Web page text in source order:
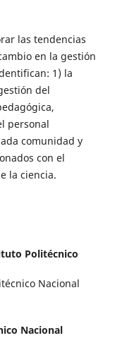
las tendencias
en la gestión
1) la
del
personal
comunidad y
con el
la ciencia.
Politécnico
Nacional
Nacional